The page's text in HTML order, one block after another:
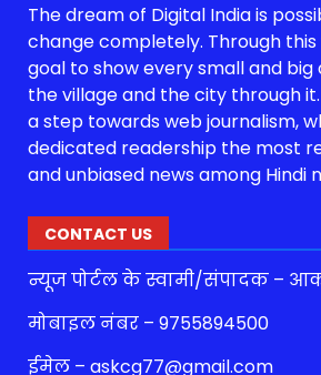
The dream of Digital India is
change completely. Through this
goal to show every small and
the village and the city through
a step towards web journalism,
dedicated readership the most
and unbiased news among Hindi
CONTACT US
न्यूज पोर्टल के स्वामी/संपादक –
मोबाइल नंबर – 9755894500
ईमेल – askcg77@gmail.com